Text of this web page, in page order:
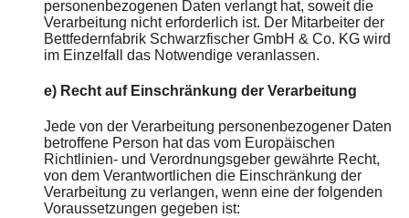
personenbezogenen Daten verlangt hat, soweit die
Verarbeitung nicht erforderlich ist. Der Mitarbeiter der
Bettfedernfabrik Schwarzfischer GmbH & Co. KG wird
im Einzelfall das Notwendige veranlassen.
e) Recht auf Einschränkung der Verarbeitung
Jede von der Verarbeitung personenbezogener Daten
betroffene Person hat das vom Europäischen
Richtlinien- und Verordnungsgeber gewährte Recht,
von dem Verantwortlichen die Einschränkung der
Verarbeitung zu verlangen, wenn eine der folgenden
Voraussetzungen gegeben ist: